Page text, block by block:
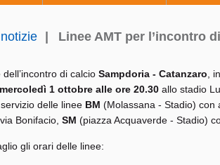
notizie Linee AMT per l’incontro
di calcio Sampdoria - Catanzaro , in
mercoledì 1 ottobre alle ore 20.30 allo stadio
delle linee BM (Molassana - Stadio) con
Bonifacio, SM (piazza Acquaverde - Stadio)
gli orari delle linee: